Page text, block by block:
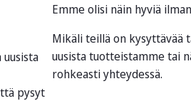
pysyt
Emme olisi näin hyviä
Mikäli teillä on kysyttävää
uusista tuotteistamme tai
rohkeasti yhteydessä.